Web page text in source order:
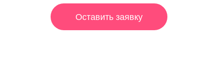
Оставить заявку